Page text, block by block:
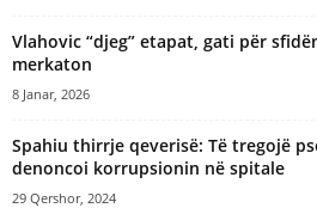
Vlahovic “djeg” etapat, gati për
merkaton
8 Janar, 2026
Spahiu thirrje qeverisë: Të tregojë
denoncoi korrupsionin në spitale
29 Qershor, 2024